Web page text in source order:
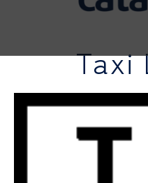
Taxi